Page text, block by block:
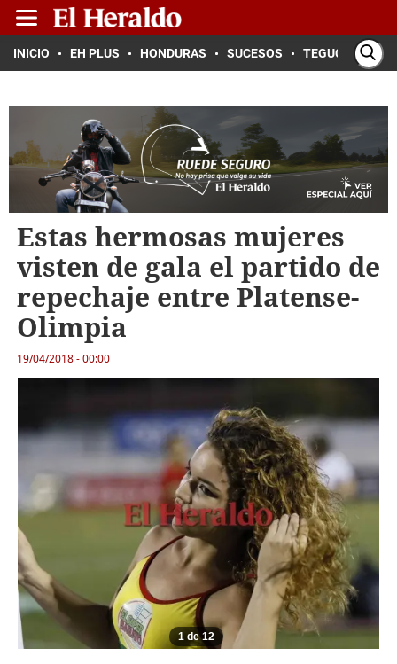
INICIO EH PLUS HONDURAS SUCESOS TEGUCIGALPA
Estas hermosas mujeres
visten de gala el partido de
repechaje entre Platense-
Olimpia
19/04/2018 - 00:00
1 de 12